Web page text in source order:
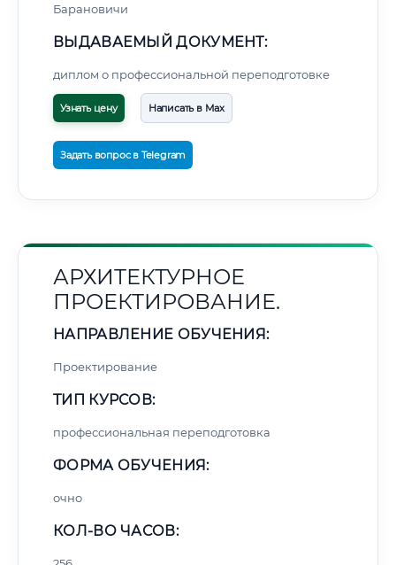
Барановичи
ВЫДАВАЕМЫЙ ДОКУМЕНТ:
диплом о профессиональной переподготовке
Узнать цену Написать в Max
Задать вопрос в Telegram
АРХИТЕКТУРНОЕ
ПРОЕКТИРОВАНИЕ.
НАПРАВЛЕНИЕ ОБУЧЕНИЯ:
Проектирование
ТИП КУРСОВ:
профессиональная переподготовка
ФОРМА ОБУЧЕНИЯ:
очно
КОЛ-ВО ЧАСОВ: